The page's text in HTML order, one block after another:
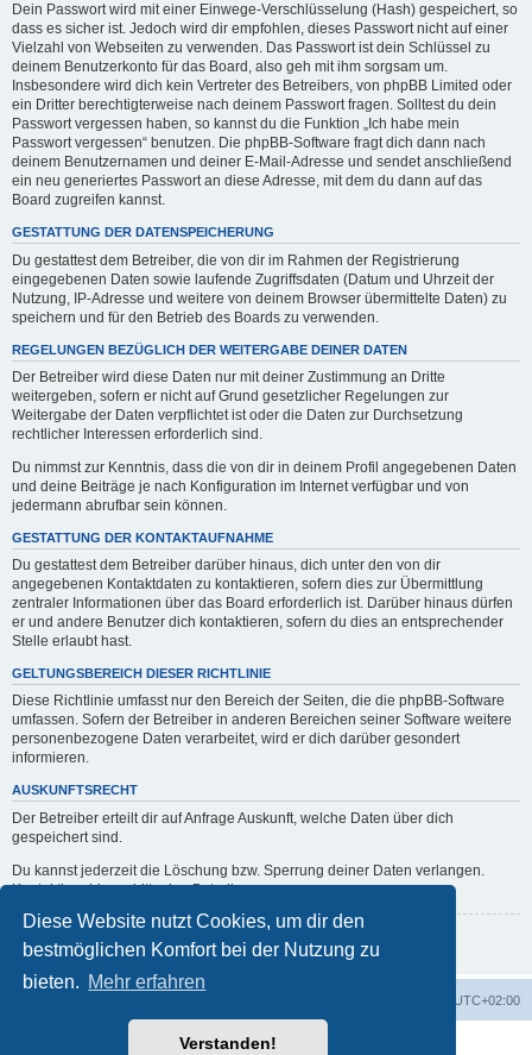
Diese Website nutzt Cookies, um dir den
bestmöglichen Komfort bei der Nutzung zu
bieten. Mehr erfahren
Verstanden!
Dein Passwort wird mit einer Einwege-Verschlüsselung (Hash) gespeichert, so
dass es sicher ist. Jedoch wird dir empfohlen, dieses Passwort nicht auf einer
Vielzahl von Webseiten zu verwenden. Das Passwort ist dein Schlüssel zu
deinem Benutzerkonto für das Board, also geh mit ihm sorgsam um.
Insbesondere wird dich kein Vertreter des Betreibers, von phpBB Limited oder
ein Dritter berechtigterweise nach deinem Passwort fragen. Solltest du dein
Passwort vergessen haben, so kannst du die Funktion „Ich habe mein
Passwort vergessen“ benutzen. Die phpBB-Software fragt dich dann nach
deinem Benutzernamen und deiner E-Mail-Adresse und sendet anschließend
ein neu generiertes Passwort an diese Adresse, mit dem du dann auf das
Board zugreifen kannst.
GESTATTUNG DER DATENSPEICHERUNG
Du gestattest dem Betreiber, die von dir im Rahmen der Registrierung
eingegebenen Daten sowie laufende Zugriffsdaten (Datum und Uhrzeit der
Nutzung, IP-Adresse und weitere von deinem Browser übermittelte Daten) zu
speichern und für den Betrieb des Boards zu verwenden.
REGELUNGEN BEZÜGLICH DER WEITERGABE DEINER DATEN
Der Betreiber wird diese Daten nur mit deiner Zustimmung an Dritte
weitergeben, sofern er nicht auf Grund gesetzlicher Regelungen zur
Weitergabe der Daten verpflichtet ist oder die Daten zur Durchsetzung
rechtlicher Interessen erforderlich sind.
Du nimmst zur Kenntnis, dass die von dir in deinem Profil angegebenen Daten
und deine Beiträge je nach Konfiguration im Internet verfügbar und von
jedermann abrufbar sein können.
GESTATTUNG DER KONTAKTAUFNAHME
Du gestattest dem Betreiber darüber hinaus, dich unter den von dir
angegebenen Kontaktdaten zu kontaktieren, sofern dies zur Übermittlung
zentraler Informationen über das Board erforderlich ist. Darüber hinaus dürfen
er und andere Benutzer dich kontaktieren, sofern du dies an entsprechender
Stelle erlaubt hast.
GELTUNGSBEREICH DIESER RICHTLINIE
Diese Richtlinie umfasst nur den Bereich der Seiten, die die phpBB-Software
umfassen. Sofern der Betreiber in anderen Bereichen seiner Software weitere
personenbezogene Daten verarbeitet, wird er dich darüber gesondert
informieren.
AUSKUNFTSRECHT
Der Betreiber erteilt dir auf Anfrage Auskunft, welche Daten über dich
gespeichert sind.
Du kannst jederzeit die Löschung bzw. Sperrung deiner Daten verlangen.
Kontaktiere hierzu bitte den Betreiber.
Zurück zur vorherigen Seite
UTC+02:00
Powered byphpBB® Forum Software © phpBB Limited